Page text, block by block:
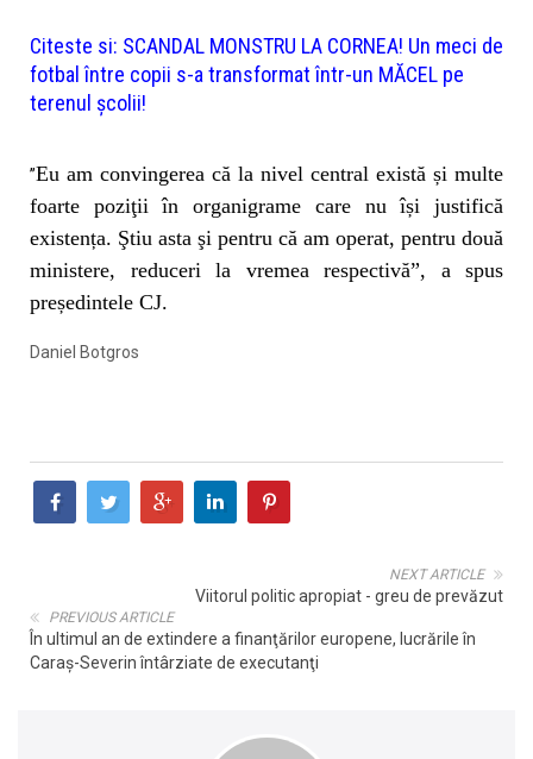
Citeste si: SCANDAL MONSTRU LA CORNEA! Un meci de
fotbal între copii s-a transformat într-un MĂCEL pe
terenul școlii!
”Eu am convingerea că la nivel central există și multe
foarte poziţii în organigrame care nu își justifică
existența. Ştiu asta şi pentru că am operat, pentru două
ministere, reduceri la vremea respectivă”, a spus
președintele CJ.
Daniel Botgros
NEXT ARTICLE
Viitorul politic apropiat - greu de prevăzut
PREVIOUS ARTICLE
În ultimul an de extindere a finanţărilor europene, lucrările în
Caraş-Severin întârziate de executanţi